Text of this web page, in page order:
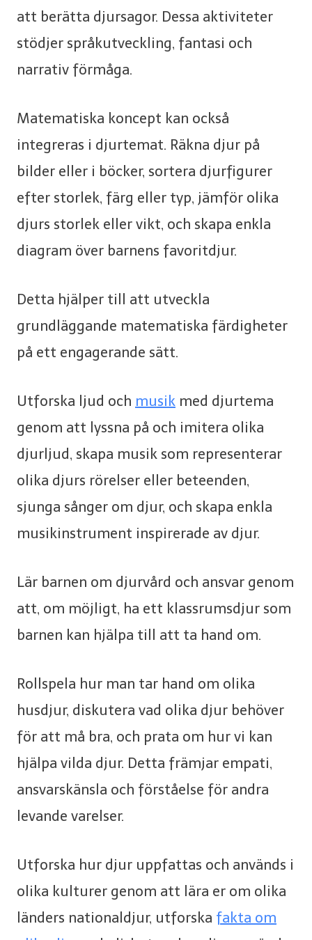
att berätta djursagor. Dessa aktiviteter
stödjer språkutveckling, fantasi och
narrativ förmåga.
Matematiska koncept kan också
integreras i djurtemat. Räkna djur på
bilder eller i böcker, sortera djurfigurer
efter storlek, färg eller typ, jämför olika
djurs storlek eller vikt, och skapa enkla
diagram över barnens favoritdjur.
Detta hjälper till att utveckla
grundläggande matematiska färdigheter
på ett engagerande sätt.
Utforska ljud och musik med djurtema
genom att lyssna på och imitera olika
djurljud, skapa musik som representerar
olika djurs rörelser eller beteenden,
sjunga sånger om djur, och skapa enkla
musikinstrument inspirerade av djur.
Lär barnen om djurvård och ansvar genom
att, om möjligt, ha ett klassrumsdjur som
barnen kan hjälpa till att ta hand om.
Rollspela hur man tar hand om olika
husdjur, diskutera vad olika djur behöver
för att må bra, och prata om hur vi kan
hjälpa vilda djur. Detta främjar empati,
ansvarskänsla och förståelse för andra
levande varelser.
Utforska hur djur uppfattas och används i
olika kulturer genom att lära er om olika
länders nationaldjur, utforska fakta om